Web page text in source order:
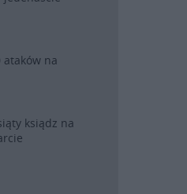
na
ksiądz na